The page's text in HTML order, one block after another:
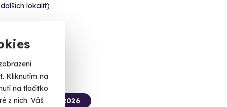
Kliknutím na
na tlačítko
z nich. Váš
lokalit)
už 09. 10. 2026